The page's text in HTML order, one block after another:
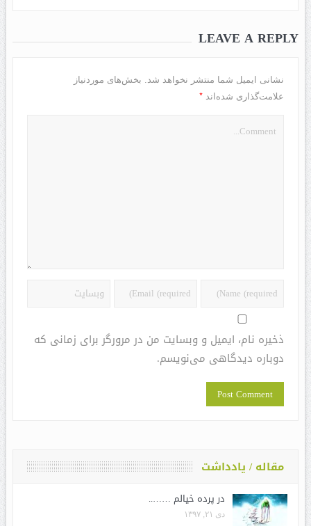
LEAVE A REPLY
نشانی ایمیل شما منتشر نخواهد شد.
بخش‌های موردنیاز
علامت‌گذاری شده‌اند *
ذخیره نام، ایمیل و وبسایت من در مرورگر برای زمانی که
دوباره دیدگاهی می‌نویسم.
مقاله / یادداشت
در پرده خیالم ……..
دی ۲۱, ۱۳۹۷